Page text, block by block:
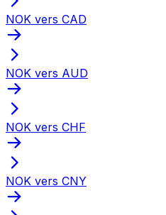
NOK vers CAD
NOK vers AUD
NOK vers CHF
NOK vers CNY